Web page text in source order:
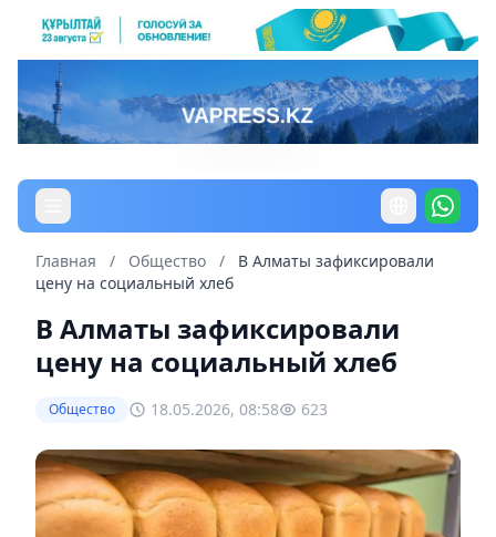
Главная / Общество /
В Алматы зафиксировали
цену на социальный хлеб
В Алматы зафиксировали
цену на социальный хлеб
Общество 18.05.2026, 08:58 623